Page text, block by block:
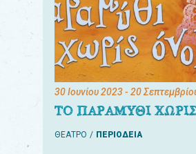
30 Ιουνίου 2023- 20
ΤΟ ΠΑΡΑΜΥΘΙ
ΘΕΑΤΡΟ ΠΕΡΙΟΔΕΙΑ